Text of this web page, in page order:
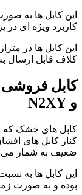
این کابل ها به
کاربرد ویژه ای در
این کابل ها در
کلاف قابل ارسال
کابل
و N2XY
کابل های خشک که
کنار کابل های
ضغیف به شمار می
این کابل ها به
بوده و به صورت